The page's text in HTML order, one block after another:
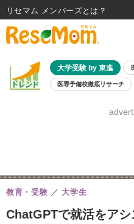
大学受験 by 東進
医専予備校徹底リサーチ
8月開催学校
ChatGPTで就活をアシ
教育・受験 大学生
リセマム メンバーズ